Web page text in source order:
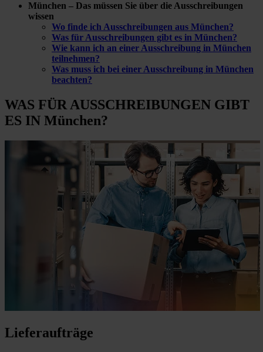
München – Das müssen Sie über die Ausschreibungen
wissen
Wo finde ich Ausschreibungen aus München?
Was für Ausschreibungen gibt es in München?
Wie kann ich an einer Ausschreibung in München
teilnehmen?
Was muss ich bei einer Ausschreibung in München
beachten?
WAS FÜRAUSSCHREIBUNGEN GIBT
ES IN München?
Lieferaufträge